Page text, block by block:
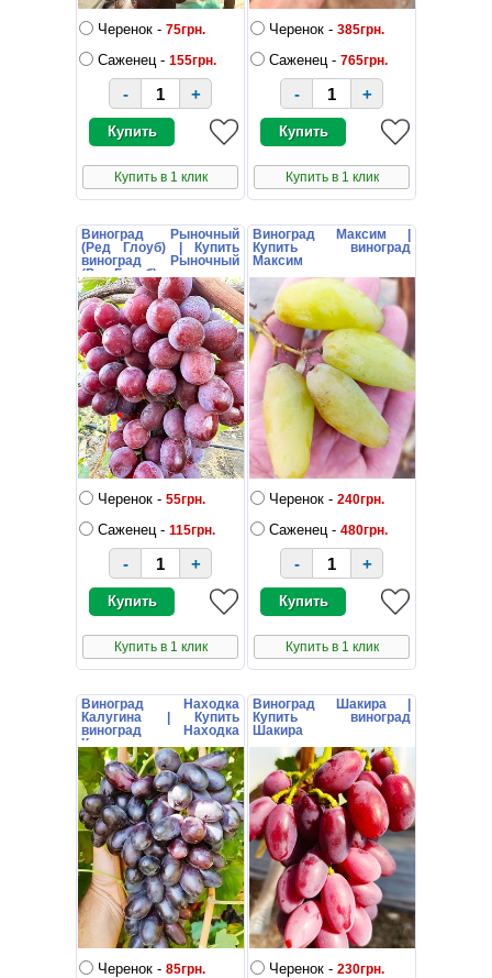
Черенок - 75грн.
Саженец - 155грн.
- +
Купить в 1 клик
Черенок - 385грн.
Саженец - 765грн.
- +
Купить в 1 клик
Виноград Рыночный
(Ред Глоуб) | Купить
виноград Рыночный
(Ред Глоуб)
Черенок - 55грн.
Саженец - 115грн.
- +
Купить в 1 клик
Виноград Максим |
Купить виноград
Максим
Черенок - 240грн.
Саженец - 480грн.
- +
Купить в 1 клик
Виноград Находка
Калугина | Купить
виноград Находка
Калугина
Черенок - 85грн.
Виноград Шакира |
Купить виноград
Шакира
Черенок - 230грн.